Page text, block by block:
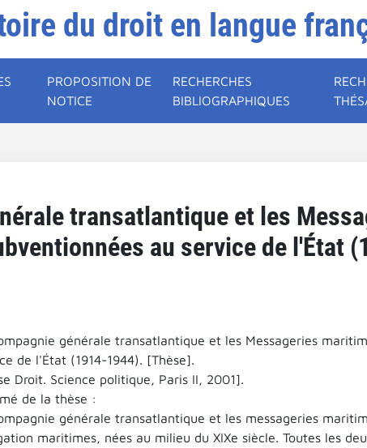
du droit en langue
PROPOSITION DE
NOTICE
RECHERCHES
BIBLIOGRAPHIQUES
transatlantique et les
au service de l'État
générale transatlantique et les Messageries
de l'État (1914-1944). [Thèse].
Droit. Science politique, Paris II, 2001].
de la thèse :
générale transatlantique et les messageries
maritimes, nées au milieu du XIXe siècle. Toutes les